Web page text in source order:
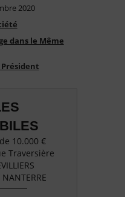
2020
dans le Même
10.000 €
Traversière